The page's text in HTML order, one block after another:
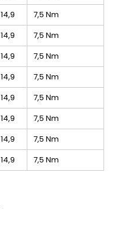
14,9
7,5 Nm
14,9
7,5 Nm
14,9
7,5 Nm
14,9
7,5 Nm
14,9
7,5 Nm
14,9
7,5 Nm
14,9
7,5 Nm
14,9 7,5 Nm